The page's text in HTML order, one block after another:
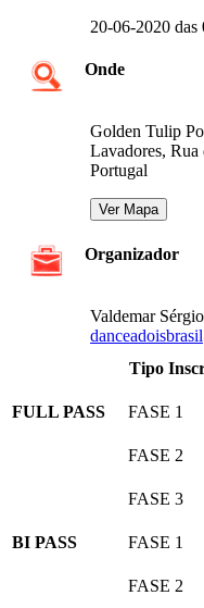
20-06-2020 das
Onde
Golden Tulip
Lavadores,
Portugal
Organizador
Valdemar
Tipo
FULL PASS FASE 1
FASE 2
FASE 3
BI PASS FASE 1
FASE 2